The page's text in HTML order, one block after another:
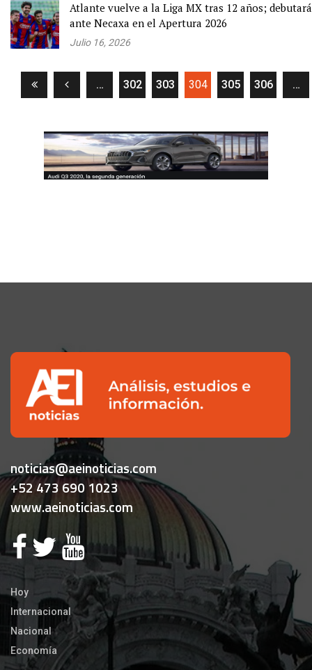
Atlante vuelve a la Liga MX tras 12 años; debutará
ante Necaxa en el Apertura 2026
Julio 16, 2026
… 302 303 304(current)
305 306 …
noticias@aeinoticias.com
+52 473 690 1023
www.aeinoticias.com
Hoy
Internacional
Nacional
Economía